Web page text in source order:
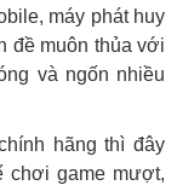
máy phát huy
đề muôn thủa với
và ngốn nhiều
hãng thì đây
chơi game mượt,